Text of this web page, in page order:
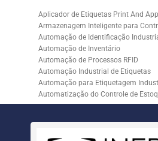
Aplicador de Etiquetas Print And
Armazenagem Inteligente para
Automação de Identificação
Automação de Inventário
Automação de Processos RFID
Automação Industrial de Etiquetas
Automação para Etiquetagem
Automatização do Controle de
Controle de Estoque com RFID